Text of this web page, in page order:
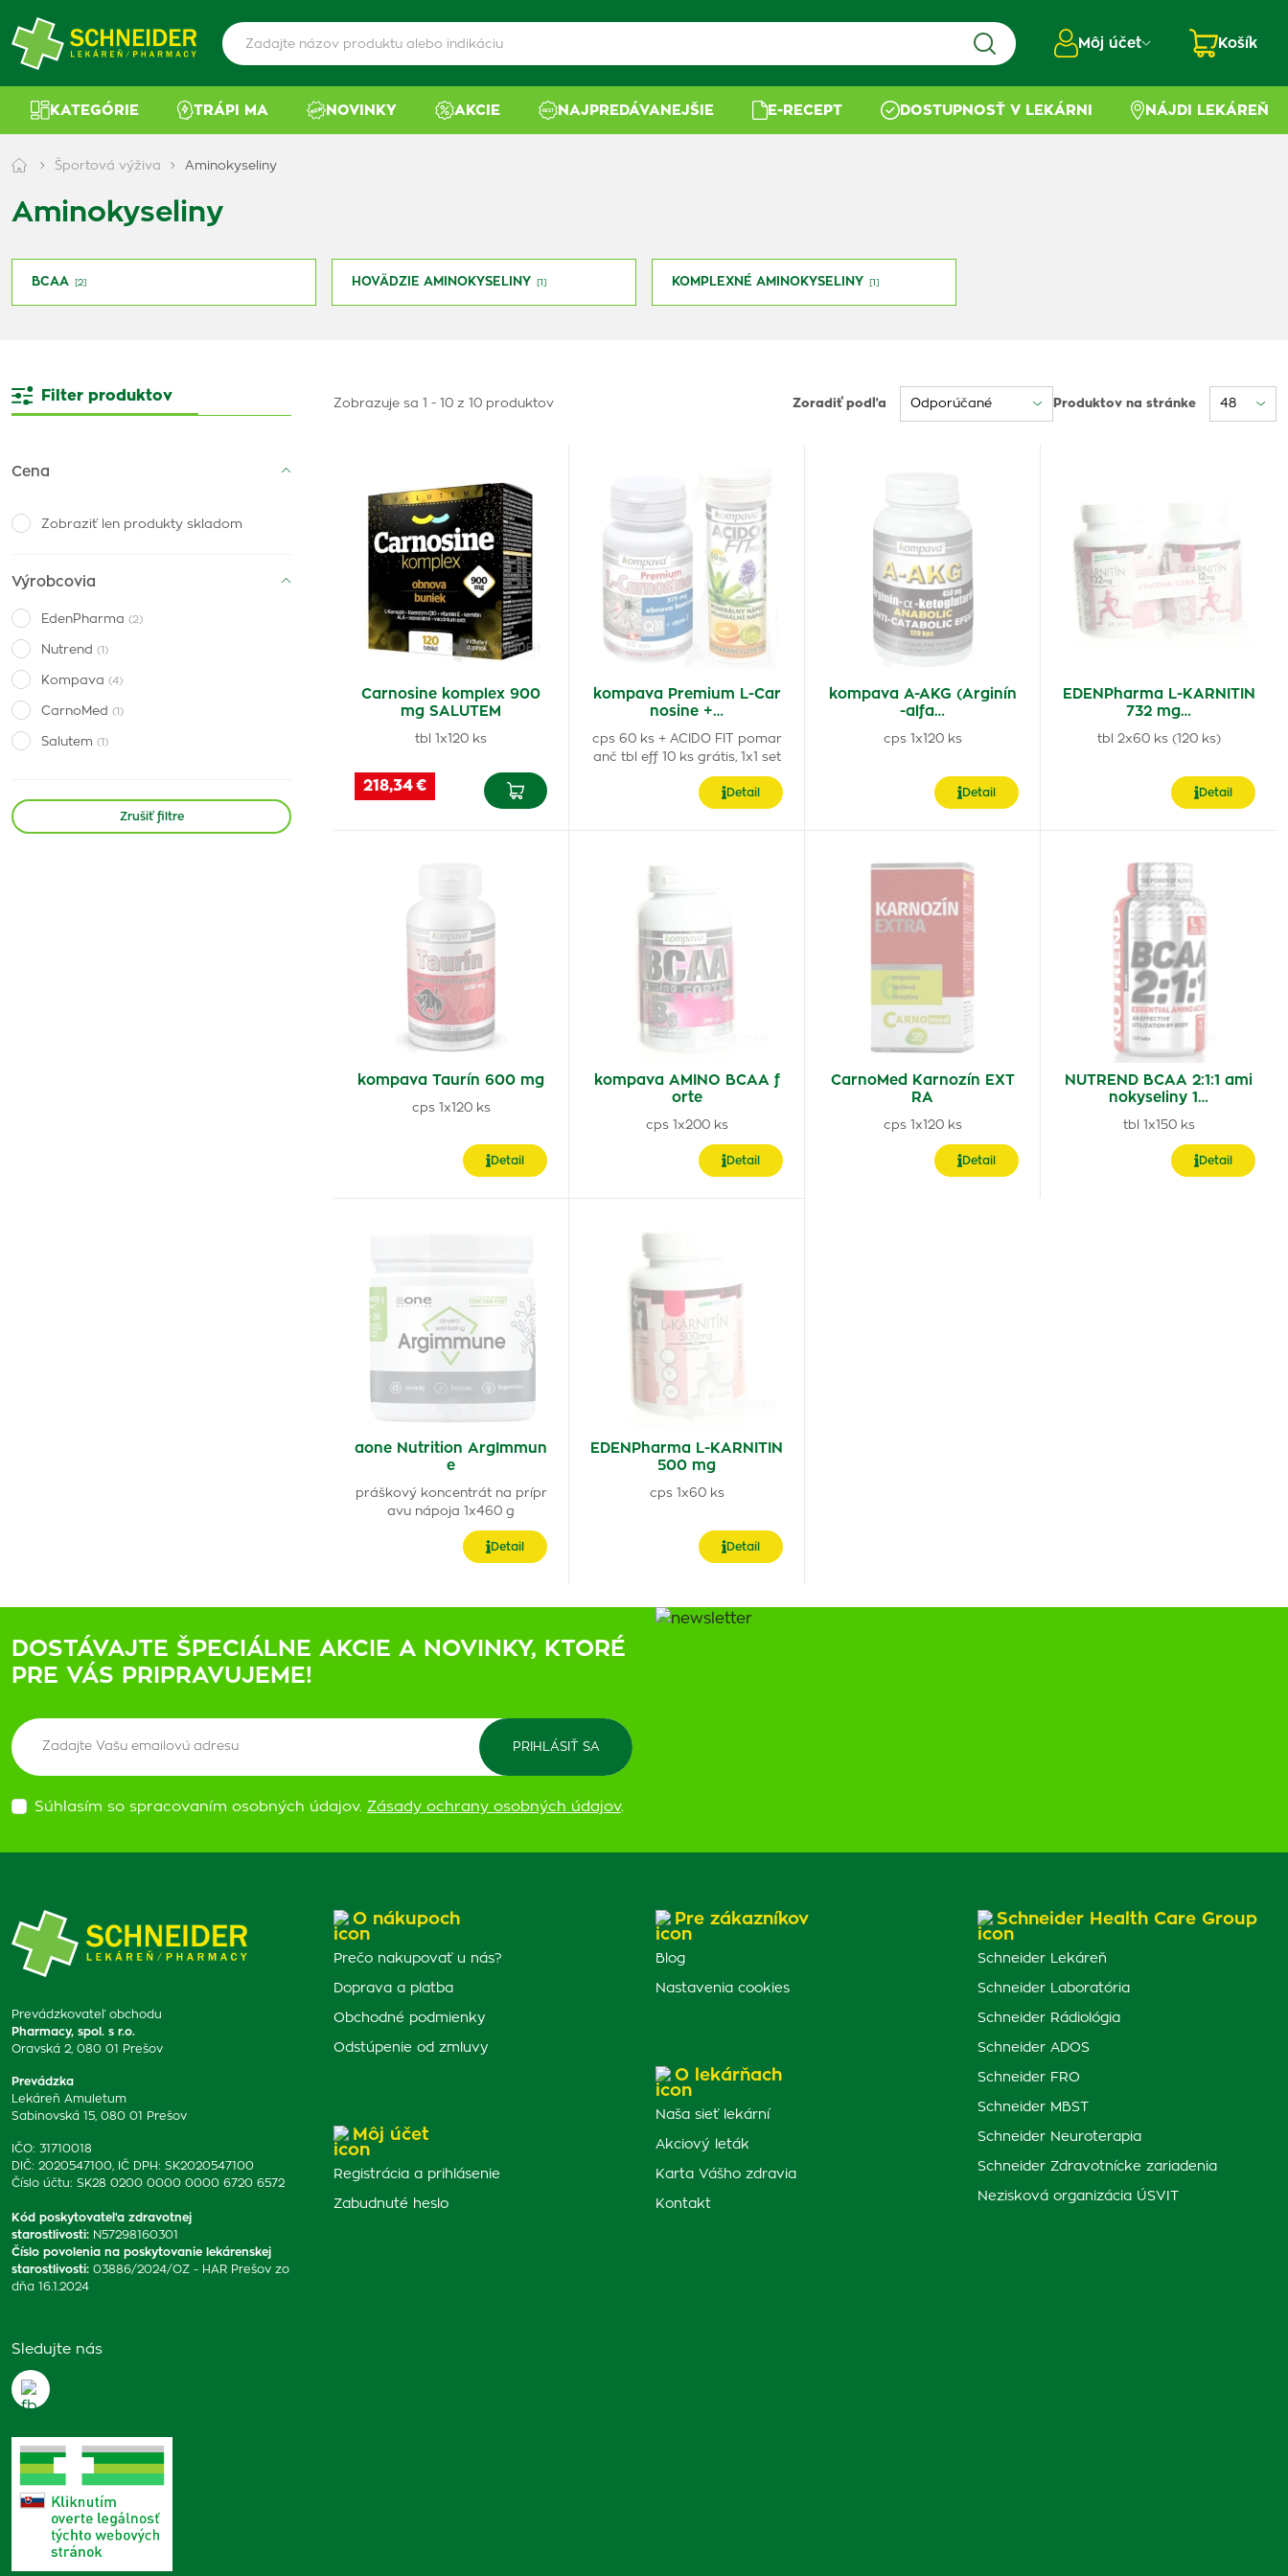
Môj účet Košík
KATEGÓRIE TRÁPI MA NOVINKY AKCIE NAJPREDÁVANEJŠIE E-RECEPT DOSTUPNOSŤ V LEKÁRNI NÁJDI LEKÁREŇ
Športová výživa Aminokyseliny
Aminokyseliny
BCAA [2] HOVÄDZIE AMINOKYSELINY [1] KOMPLEXNÉ AMINOKYSELINY [1]
Filter produktov
Cena
Zobraziť len produkty skladom
Výrobcovia
EdenPharma (2)
Nutrend (1)
Kompava (4)
CarnoMed (1)
Salutem (1)
Zrušiť filtre
Zobrazuje sa 1 - 10 z 10 produktov Zoradiť podľa Produktov na stránke
Carnosine komplex 900
mg SALUTEM
tbl 1x120 ks
218,34 €
kompava Premium L-Car
nosine +…
cps 60 ks + ACIDO FIT pomar
anč tbl eff 10 ks grátis, 1x1 set
Detail
kompava A-AKG (Arginín
-alfa…
cps 1x120 ks
Detail
EDENPharma L-KARNITIN
732 mg…
tbl 2x60 ks (120 ks)
Detail
kompava Taurín 600 mg
cps 1x120 ks
Detail
kompava AMINO BCAA f
orte
cps 1x200 ks
Detail
CarnoMed Karnozín EXT
RA
cps 1x120 ks
Detail
NUTREND BCAA 2:1:1 ami
nokyseliny 1…
tbl 1x150 ks
Detail
aone Nutrition ArgImmun
e
práškový koncentrát na prípr
avu nápoja 1x460 g
Detail
EDENPharma L-KARNITIN
500 mg
cps 1x60 ks
Detail
DOSTÁVAJTE ŠPECIÁLNE AKCIE A NOVINKY, KTORÉ
PRE VÁS PRIPRAVUJEME!
Súhlasím so spracovaním osobných údajov. Zásady ochrany osobných údajov.
Prevádzkovateľ obchodu
Pharmacy, spol. s r.o.
Oravská 2, 080 01 Prešov
Prevádzka
Lekáreň Amuletum
Sabinovská 15, 080 01 Prešov
IČO: 31710018
DIČ: 2020547100, IČ DPH: SK2020547100
Číslo účtu: SK28 0200 0000 0000 6720 6572
Kód poskytovateľa zdravotnej
starostlivosti: N57298160301
Číslo povolenia na poskytovanie lekárenskej
starostlivosti: 03886/2024/OZ - HAR Prešov zo
dňa 16.1.2024
Sledujte nás
O nákupoch
Prečo nakupovať u nás?
Doprava a platba
Obchodné podmienky
Odstúpenie od zmluvy
Môj účet
Registrácia a prihlásenie
Zabudnuté heslo
Pre zákazníkov
Blog
Nastavenia cookies
O lekárňach
Naša sieť lekární
Akciový leták
Karta Vášho zdravia
Kontakt
Schneider Health Care Group
Schneider Lekáreň
Schneider Laboratória
Schneider Rádiológia
Schneider ADOS
Schneider FRO
Schneider MBST
Schneider Neuroterapia
Schneider Zdravotnícke zariadenia
Nezisková organizácia ÚSVIT